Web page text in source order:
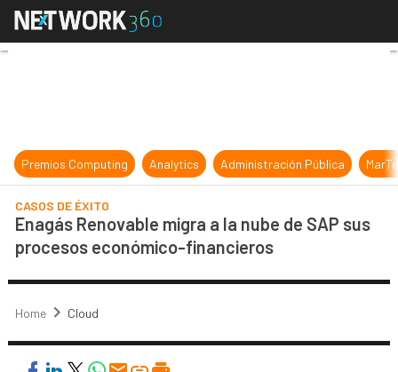
Enagás Renovable migra a la
Premios Computing Analytics Administración Pública
CASOS DE ÉXITO
Enagás Renovable migra a la nube de SAP sus
procesos económico-financieros
Home Cloud